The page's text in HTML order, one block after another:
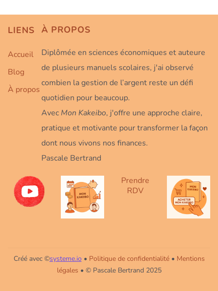
LIENS
Accueil
Blog
À propos
À PROPOS
Diplômée en sciences économiques et auteure
de plusieurs manuels scolaires, j'ai observé
combien la gestion de l’argent reste un défi
quotidien pour beaucoup.
Avec Mon Kakeibo, j'offre une approche claire,
pratique et motivante pour transformer la façon
dont nous vivons nos finances.
Pascale Bertrand
Prendre
RDV
Créé avec ©systeme.io • Politique de confidentialité• Mentions
légales • © Pascale Bertrand 2025